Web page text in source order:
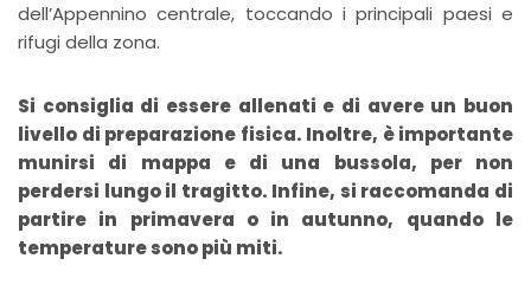
dell’Appennino centrale, toccando i principali paesi e
rifugi della zona.
Si consiglia di essere allenati e di avere un buon
livello di preparazione fisica. Inoltre, è importante
munirsi di mappa e di una bussola, per non
perdersi lungo il tragitto. Infine, si raccomanda di
partire in primavera o in autunno, quando le
temperature sono più miti.